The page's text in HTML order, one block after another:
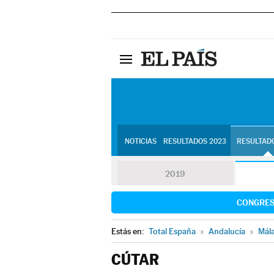
NOTICIAS RESULTADOS 2023
2019
Estás en: Total España » Andalucía »
CÚTAR